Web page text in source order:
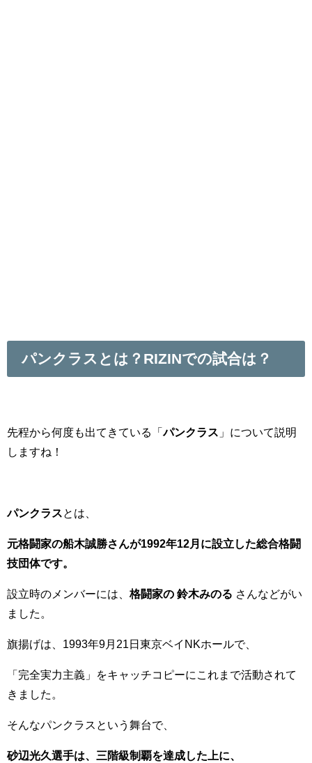
パンクラスとは？RIZINでの試合は？
先程から何度も出てきている「パンクラス 」について説明
しますね！
パンクラス とは、
元格闘家の船木誠勝さんが1992年12月に設立した総合格闘
技団体です。
設立時のメンバーには、 格闘家の 鈴木みのる さんなどがい
ました。
旗揚げは、1993年9月21日東京ベイNKホールで、
「完全実力主義」をキャッチコピーにこれまで活動されて
きました。
そんなパンクラスという舞台で、
砂辺光久選手は、三階級制覇を達成した上に、